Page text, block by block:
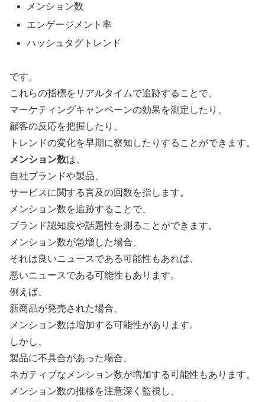
メンション数
エンゲージメント率
ハッシュタグトレンド
です。
これらの指標をリアルタイムで追跡することで、
マーケティングキャンペーンの効果を測定したり、
顧客の反応を把握したり、
トレンドの変化を早期に察知したりすることができます。
メンション数は、
自社ブランドや製品、
サービスに関する言及の回数を指します。
メンション数を追跡することで、
ブランド認知度や話題性を測ることができます。
メンション数が急増した場合、
それは良いニュースである可能性もあれば、
悪いニュースである可能性もあります。
例えば、
新商品が発売された場合、
メンション数は増加する可能性があります。
しかし、
製品に不具合があった場合、
ネガティブなメンション数が増加する可能性もあります。
メンション数の推移を注意深く監視し、